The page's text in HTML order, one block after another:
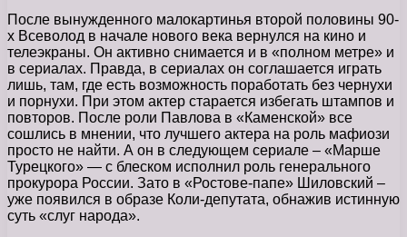
После вынужденного малокартинья второй половины 90-
х Всеволод в начале нового века вернулся на кино и
телеэкраны. Он активно снимается и в «полном метре» и
в сериалах. Правда, в сериалах он соглашается играть
лишь, там, где есть возможность поработать без чернухи
и порнухи. При этом актер старается избегать штампов и
повторов. После роли Павлова в «Каменской» все
сошлись в мнении, что лучшего актера на роль мафиози
просто не найти. А он в следующем сериале – «Марше
Турецкого» — с блеском исполнил роль генерального
прокурора России. Зато в «Ростове-папе» Шиловский –
уже появился в образе Коли-депутата, обнажив истинную
суть «слуг народа».